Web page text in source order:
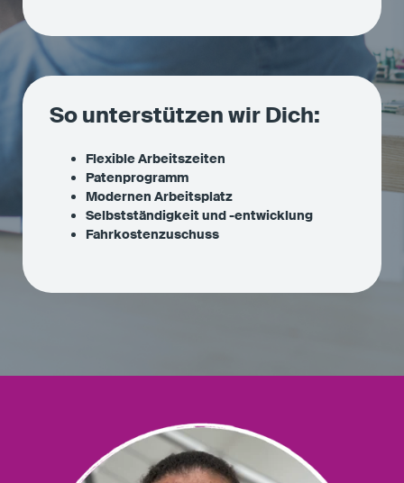
So unterstützen wir Dich:
Flexible Arbeitszeiten
Patenprogramm
Modernen Arbeitsplatz
Selbstständigkeit und -entwicklung
Fahrkostenzuschuss